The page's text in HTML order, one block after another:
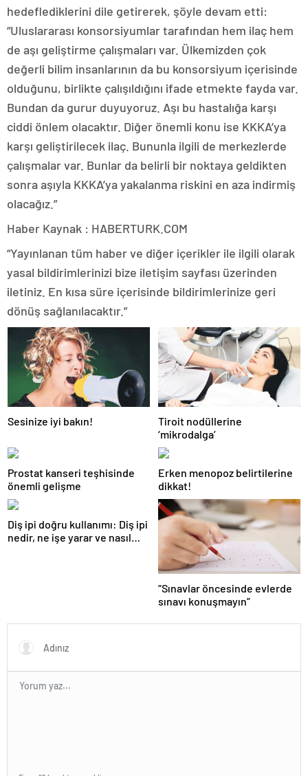
hedeflediklerini dile getirerek, şöyle devam etti:
“Uluslararası konsorsiyumlar tarafından hem ilaç hem
de aşı geliştirme çalışmaları var. Ülkemizden çok
değerli bilim insanlarının da bu konsorsiyum içerisinde
olduğunu, birlikte çalışıldığını ifade etmekte fayda var.
Bundan da gurur duyuyoruz. Aşı bu hastalığa karşı
ciddi önlem olacaktır. Diğer önemli konu ise KKKA’ya
karşı geliştirilecek ilaç. Bununla ilgili de merkezlerde
çalışmalar var. Bunlar da belirli bir noktaya geldikten
sonra aşıyla KKKA’ya yakalanma riskini en aza indirmiş
olacağız.”
Haber Kaynak : HABERTURK.COM
“Yayınlanan tüm haber ve diğer içerikler ile ilgili olarak
yasal bildirimlerinizi bize iletişim sayfası üzerinden
iletiniz. En kısa süre içerisinde bildirimlerinize geri
dönüş sağlanılacaktır.”
Sesinize iyi bakın!
Tiroit nodüllerine
‘mikrodalga’
Prostat kanseri teşhisinde
önemli gelişme
Erken menopoz belirtilerine
dikkat!
Diş ipi doğru kullanımı: Diş ipi
nedir, ne işe yarar ve nasıl
“Sınavlar öncesinde evlerde
sınavı konuşmayın”